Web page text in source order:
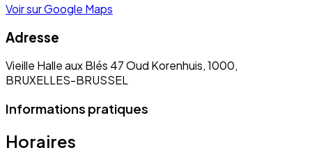
Voir sur Google Maps
Adresse
Vieille Halle aux Blés 47 Oud Korenhuis, 1000,
BRUXELLES-BRUSSEL
Informations pratiques
Horaires